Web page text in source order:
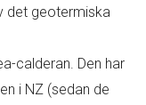
det geotermiska
calderan. Den har
i NZ (sedan de